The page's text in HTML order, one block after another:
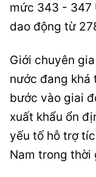
mức 343 - 347
dao động từ
Giới chuyên
nước đang khá
bước vào giai
xuất khẩu ổn
yếu tố hỗ trợ
Nam trong thời